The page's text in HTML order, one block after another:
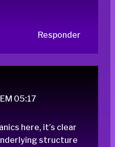
Responder
05:17
here, it’s clear
structure